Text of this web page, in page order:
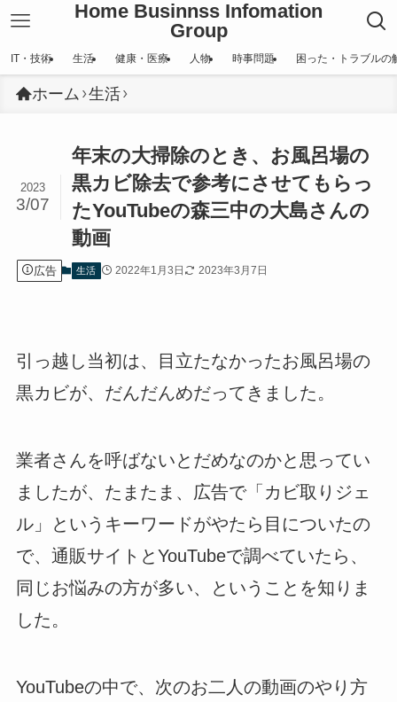
Home Businnss Infomation
Group
IT・技術 生活 健康・医療 人物 時事問題 困った・トラブルの
ホーム 生活
年末の大掃除のとき、お風呂場の
黒カビ除去で参考にさせてもらっ
たYouTubeの森三中の大島さんの
動画
2023
3/07
広告 生活 2022年1月3日 2023年3月7日
引っ越し当初は、目立たなかったお風呂場の
黒カビが、だんだんめだってきました。
業者さんを呼ばないとだめなのかと思ってい
ましたが、たまたま、広告で「カビ取りジェ
ル」というキーワードがやたら目についたの
で、通販サイトとYouTubeで調べていたら、
同じお悩みの方が多い、ということを知りま
した。
YouTubeの中で、次のお二人の動画のやり方